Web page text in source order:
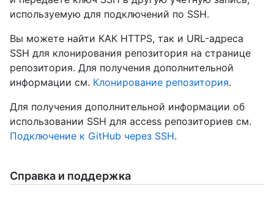
используемую для подключений по SSH.
Вы можете найти КАК HTTPS, так и URL-адреса
SSH для клонирования репозитория на странице
репозитория. Для получения дополнительной
информации см. Клонирование репозитория.
Для получения дополнительной информации об
использовании SSH для access репозиториев см.
Подключение к GitHub через SSH.
Справка и поддержка